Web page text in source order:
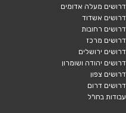
דרושים מעלה אדומים
דרושים אשדוד
דרושים רחובות
דרושים מרכז
דרושים ירושלים
דרושים יהודה ושומרון
דרושים צפון
דרושים דרום
עבודות בחו"ל